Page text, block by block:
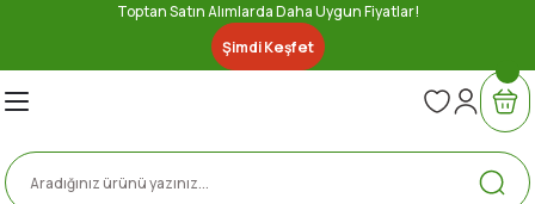
Toptan Satın Alımlarda Daha Uygun Fiyatlar!
Şimdi Keşfet
Geri Dön
Geri Dön
Geri Dön
Geri Dön
Geri Dön
Geri Dön
Geri Dön
Geri Dön